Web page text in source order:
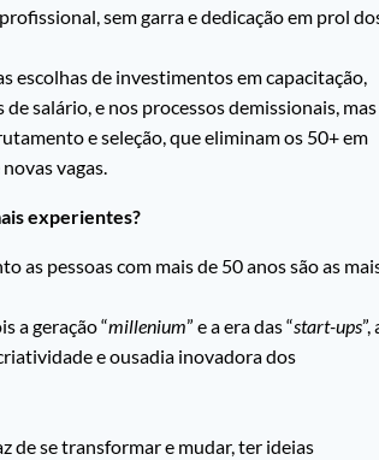
sem garra e dedicação em prol
escolhas de investimentos em capacitação,
de salário, e nos processos demissionais, mas
e seleção, que eliminam os 50+ em
vagas.
experientes?
pessoas com mais de 50 anos são as
a geração “millenium” e a era das “start-ups”,
e ousadia inovadora dos
de se transformar e mudar, ter ideias